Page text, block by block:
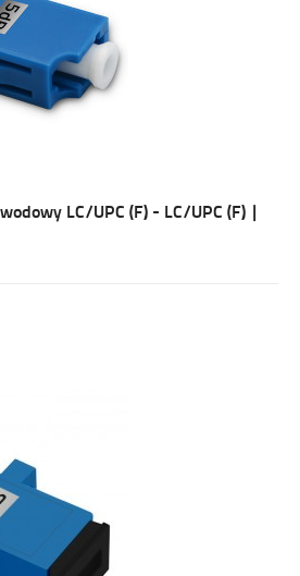
LC/UPC (F) - LC/UPC (F) |